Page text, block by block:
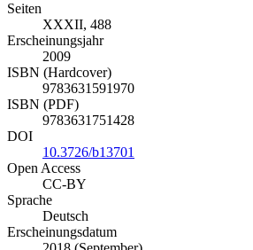
Seiten
XXXII, 488
Erscheinungsjahr
2009
ISBN (Hardcover)
9783631591970
ISBN (PDF)
9783631751428
DOI
10.3726/b13701
Open Access
CC-BY
Sprache
Deutsch
Erscheinungsdatum